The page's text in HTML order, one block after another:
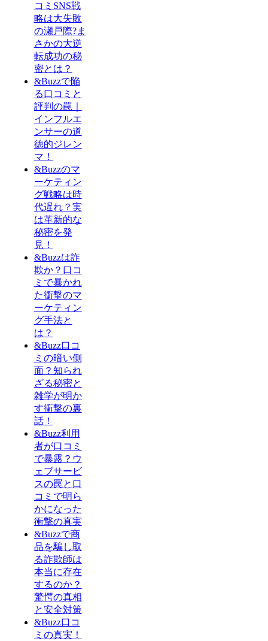
コミSNS戦
略は大失敗
の瀬戸際?ま
さかの大逆
転成功の秘
密とは？
&Buzzで陥
る口コミと
評判の罠｜
インフルエ
ンサーの道
徳的ジレン
マ！
&Buzzのマ
ーケティン
グ戦略は時
代遅れ？実
は革新的な
秘密を発
見！
&Buzzは詐
欺か？口コ
ミで暴かれ
た衝撃のマ
ーケティン
グ手法と
は？
&Buzz口コ
ミの暗い側
面？知られ
ざる秘密と
雑学が明か
す衝撃の裏
話！
&Buzz利用
者が口コミ
で暴露？ウ
ェブサービ
スの罠と口
コミで明ら
かになった
衝撃の真実
&Buzzで商
品を騙し取
る詐欺師は
本当に存在
するのか？
驚愕の真相
と安全対策
&Buzz口コ
ミの真実！